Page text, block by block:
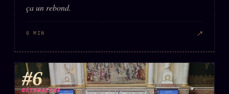
ça un rebond.
6 MIN ↗
#6
DÉTONATION